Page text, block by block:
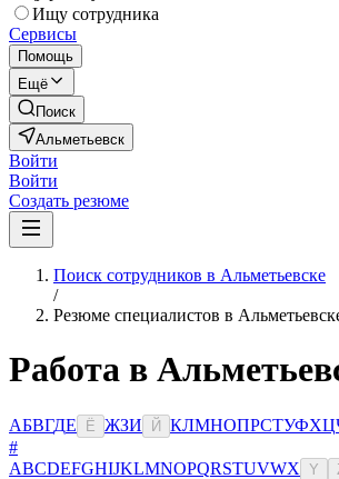
Ищу сотрудника
Сервисы
Помощь
Ещё
Поиск
Альметьевск
Войти
Войти
Создать резюме
Поиск сотрудников в Альметьевске
/
Резюме специалистов в
Работа в
АБВГДЕ Ё ЖЗИ Й КЛМНОПРСТУФХЦ
#
ABCDEFGHIJKLMNOPQRSTUVWX Y